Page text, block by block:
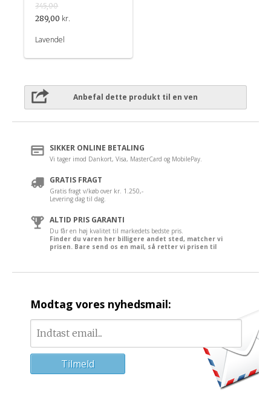
345,00
289,00 kr.
Lavendel
Anbefal dette produkt til en ven
SIKKER ONLINE BETALING
Vi tager imod Dankort, Visa, MasterCard og MobilePay.
GRATIS FRAGT
Gratis fragt v/køb over kr. 1.250,-
Levering dag til dag.
ALTID PRIS GARANTI
Du får en høj kvalitet til markedets bedste pris.
Finder du varen her billigere andet sted, matcher vi
prisen. Bare send os en mail, så retter vi prisen til
Modtag vores nyhedsmail: